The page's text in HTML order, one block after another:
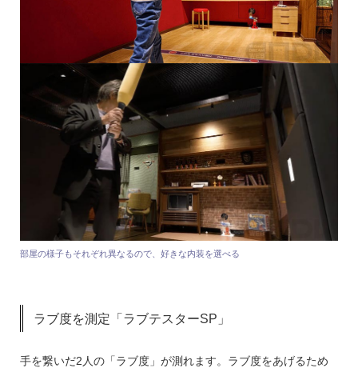
部屋の様子もそれぞれ異なるので、好きな内装を選べる
ラブ度を測定「ラブテスターSP」
手を繋いだ2人の「ラブ度」が測れます。ラブ度をあげるため